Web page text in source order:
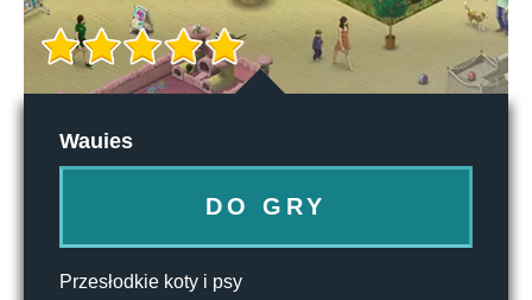
Wauies
DO GRY
Przesłodkie koty i psy